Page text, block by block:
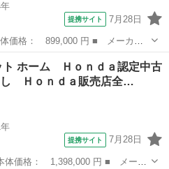
提携サイト 7月28日
ハイブリッド ■ グレード
席助手席エアバッグ １オー
ト ホーム Ｈｏｎｄａ認定中古
Ｈｏｎｄａ販売店全…
提携サイト 7月28日